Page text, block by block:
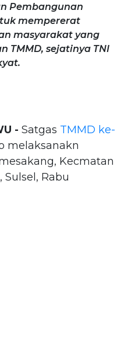
Pembangunan
mempererat
masyarakat yang
TMMD, sejatinya TNI
- Satgas TMMD ke-
melaksanakn
Kecmatan
Rabu